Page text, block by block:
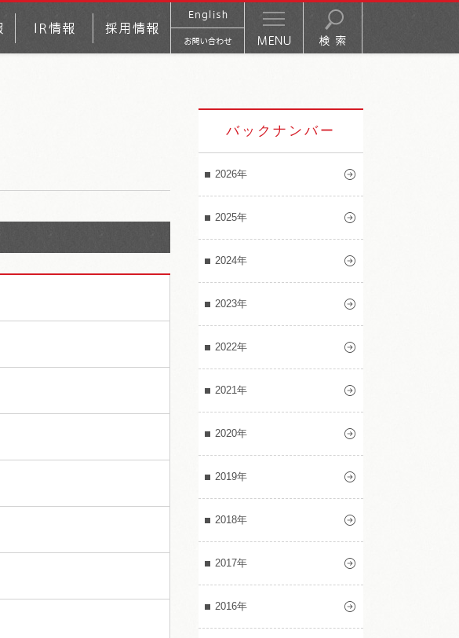
バックナンバー
2026年
2025年
2024年
2023年
2022年
2021年
2020年
2019年
2018年
2017年
2016年